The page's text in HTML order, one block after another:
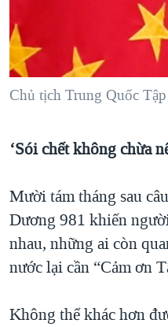
"Tìm"
NGƯỜI VIỆT HẢI NGOẠI
ĐỜI SỐNG
KINH TẾ
KHOA HỌC
VĂN HOÁ
GIÁO DỤC
HÀNH TRÌNH BẦU CỬ
MỘT NĂM CHIẾN TRANH
GIẢI MÃ VÀNH ĐAI &
TRỊNH VĨNH BÌNH -
CHI PHÍ CHIẾN TRANH
CÁC GIÁ TRỊ CỘNG HÒA
THƯỢNG ĐỈNH TRUMP-
NGƯ DÂN VIỆT VÀ LÀN
NGHE
MẠNG XÃ HỘI
Ngôn ngữ khác
Chủ tịch Trung Quốc
‘Sói chết không chừa
Mười tám tháng sau
Dương 981 khiến
nhau, những ai còn
nước lại cần “Cảm ơn
Không thể khác hơn